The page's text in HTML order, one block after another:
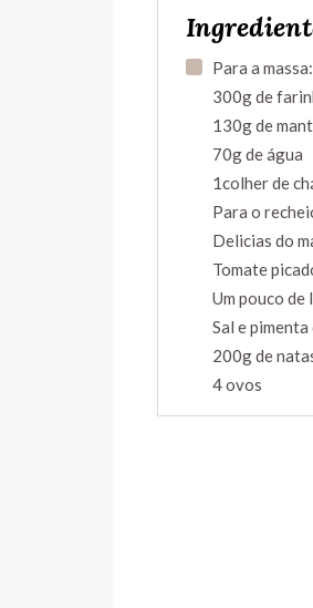
Para a massa:
300g de
130g de
70g de água
1colher de
Para o
Delicias do
Tomate
Um pouco de
Sal e pimenta
200g de
4 ovos